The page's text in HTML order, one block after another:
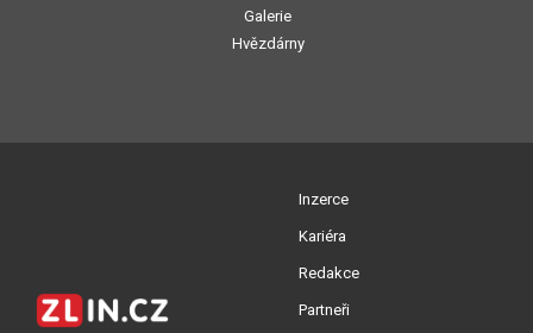
Galerie
Hvězdárny
Inzerce
Kariéra
Redakce
Partneři